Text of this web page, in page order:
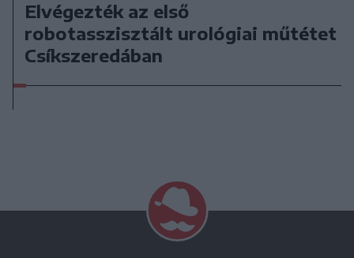
Elvégezték az első
robotasszisztált urológiai műtétet
Csíkszeredában